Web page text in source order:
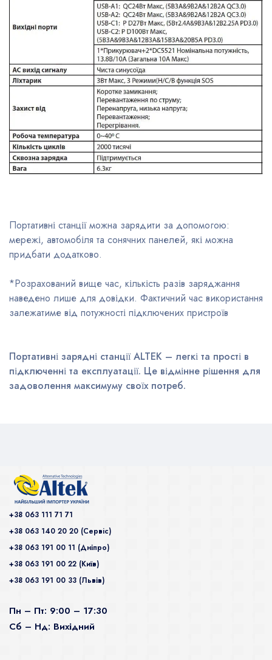
Портативні станції можна зарядити за допомогою:
мережі, автомобіля та сонячних панелей, які можна
придбати додатково.
*Розрахований вище час, кількість разів заряджання
наведено лише для довідки. Фактичний час використання
залежатиме від потужності підключених пристроїв
Портативні зарядні станції ALTEK – легкі та прості в
підключенні та експлуатації. Це відмінне рішення для
задоволення максимуму своїх потреб.
+38 063 111 71 71
+38 063 140 20 20 (Сервiс)
+38 063 191 00 11 (Дніпро)
+38 063 191 00 22 (Київ)
+38 063 191 00 33 (Львів)
Пн – Пт: 9:00 – 17:30
Сб – Нд: Вихідний